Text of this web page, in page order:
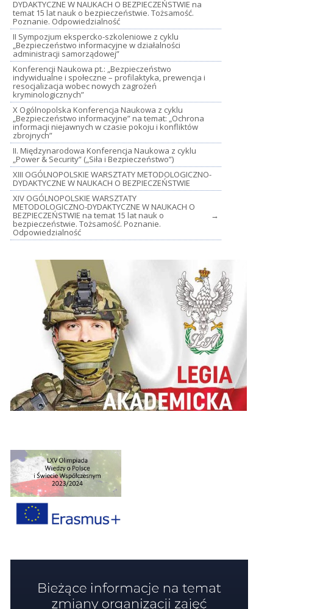
DYDAKTYCZNE W NAUKACH O BEZPIECZEŃSTWIE na
temat 15 lat nauk o bezpieczeństwie. Tożsamość.
Poznanie. Odpowiedzialność
II Sympozjum ekspercko-szkoleniowe z cyklu
„Bezpieczeństwo informacyjne w działalności
administracji samorządowej”
Konferencji Naukowa pt.: „Bezpieczeństwo
indywidualne i społeczne – profilaktyka, prewencja i
resocjalizacja wobec nowych zagrożeń
kryminologicznych”
X Ogólnopolska Konferencja Naukowa z cyklu
„Bezpieczeństwo informacyjne” na temat: „Ochrona
informacji niejawnych w czasie pokoju i konfliktów
zbrojnych”
II. Międzynarodowa Konferencja Naukowa z cyklu
„Power & Security” („Siła i Bezpieczeństwo”)
XIII OGÓLNOPOLSKIE WARSZTATY METODOLOGICZNO-
DYDAKTYCZNE W NAUKACH O BEZPIECZEŃSTWIE
XIV OGÓLNOPOLSKIE WARSZTATY
METODOLOGICZNO-DYDAKTYCZNE W NAUKACH O
BEZPIECZEŃSTWIE na temat 15 lat nauk o
bezpieczeństwie. Tożsamość. Poznanie.
Odpowiedzialność
→